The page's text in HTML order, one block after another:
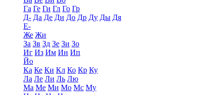
Га Ге Ги Гл Го Гр
Д- Да Де Ди До Др Ду Ды Дя
Е-
Же Жи
За Зв Зд Зе Зи Зо
Иг Из Им Ин Ип
Йо
Ка Ке Ки Кл Ко Кр Ку
Ла Ле Ли Ль Лю
Ма Ме Ми Мо Мс Му